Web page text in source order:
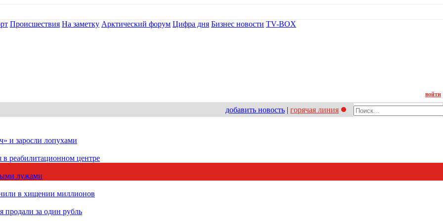
Происшествия На заметку Арктический форум Цифра дня Бизнес новости TV-BOX
войти
добавить новость | горячая линия
и заросли лопухами
реабилитационном центре
лужами
в хищении миллионов
продали за один рубль